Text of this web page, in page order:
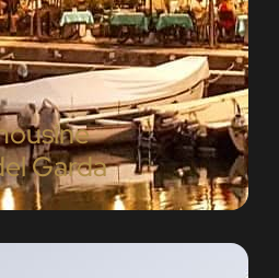
Garda